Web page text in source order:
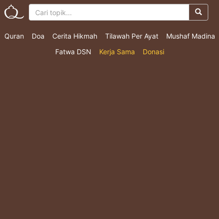
Quran Doa Cerita Hikmah Tilawah Per Ayat
Mushaf Madina
Fatwa DSN
Kerja Sama Donasi